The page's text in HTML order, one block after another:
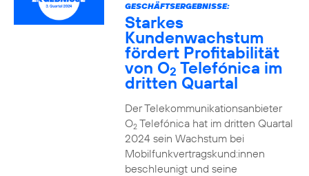
GESCHÄFTSERGEBNISSE:
Starkes
Kundenwachstum
fördert Profitabilität
von O2 Telefónica im
dritten Quartal
Der Telekommunikationsanbieter
O2Telefónica hat im dritten Quartal
2024 sein Wachstum bei
Mobilfunkvertragskund:innen
beschleunigt und seine